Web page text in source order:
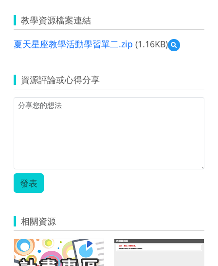
教學資源檔案連結
夏天星座教學活動學習單二.zip (1.16KB)
預
覽
座
教
資源評論或心得分享
發表
相關資源